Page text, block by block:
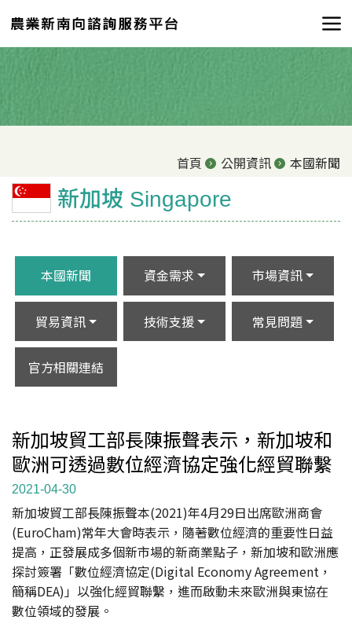
首頁 公開資訊 本國新聞
新加坡 Singapore
本國新聞 資金需求 市場資訊
貿易資訊 技術支援 常見問題
官方相關連結
新加坡貿工部長陳振聲表示，新加坡和
歐洲可透過數位經濟協定強化經貿聯繫
2021-04-30
新加坡貿工部長陳振聲本(2021)年4月29日出席歐洲商會
(EuroCham)常年大會時表示，隨著數位經濟的重要性日益
提高，正發展成多個新市場的新商業點子，新加坡和歐洲應
探討簽署「數位經濟協定(Digital Economy Agreement，
簡稱DEA)」以強化經貿聯繫，進而啟動未來歐洲與東協在
數位領域的發展。